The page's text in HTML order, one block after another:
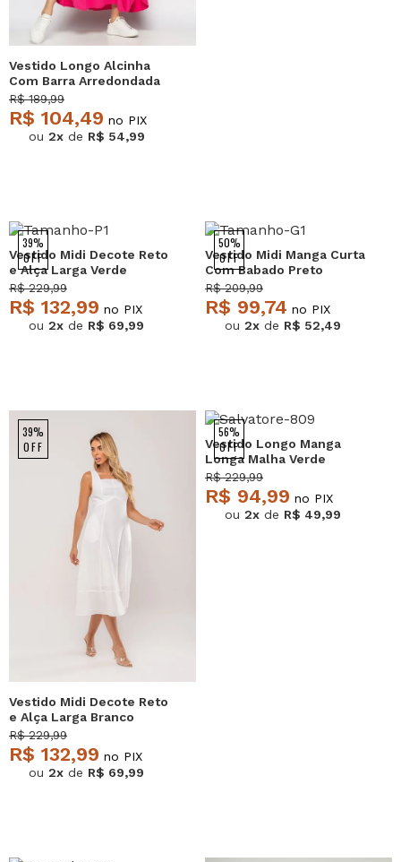
Vestido Longo Alcinha
Com Barra Arredondada
E Bolsos Pink Salvatore
R$ 189,99
R$ 104,49 no PIX
ou 2x de R$ 54,99
39%
OFF
Vestido Midi Decote Reto
e Alça Larga Verde
Salvatore
R$ 229,99
R$ 132,99 no PIX
ou 2x de R$ 69,99
50%
OFF
Vestido Midi Manga Curta
Com Babado Preto
Salvatore
R$ 209,99
R$ 99,74 no PIX
ou 2x de R$ 52,49
39%
OFF
Vestido Midi Decote Reto
e Alça Larga Branco
Salvatore
R$ 229,99
R$ 132,99 no PIX
ou 2x de R$ 69,99
56%
OFF
Vestido Longo Manga
Longa Malha Verde
Salvatore
R$ 229,99
R$ 94,99 no PIX
ou 2x de R$ 49,99